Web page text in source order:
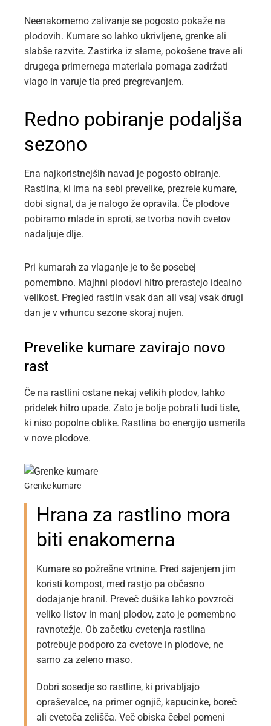
Neenakomerno zalivanje se pogosto pokaže na
plodovih. Kumare so lahko ukrivljene, grenke ali
slabše razvite. Zastirka iz slame, pokošene trave ali
drugega primernega materiala pomaga zadržati
vlago in varuje tla pred pregrevanjem.
Redno pobiranje podaljša
sezono
Ena najkoristnejših navad je pogosto obiranje.
Rastlina, ki ima na sebi prevelike, prezrele kumare,
dobi signal, da je nalogo že opravila. Če plodove
pobiramo mlade in sproti, se tvorba novih cvetov
nadaljuje dlje.
Pri kumarah za vlaganje je to še posebej
pomembno. Majhni plodovi hitro prerastejo idealno
velikost. Pregled rastlin vsak dan ali vsaj vsak drugi
dan je v vrhuncu sezone skoraj nujen.
Prevelike kumare zavirajo novo
rast
Če na rastlini ostane nekaj velikih plodov, lahko
pridelek hitro upade. Zato je bolje pobrati tudi tiste,
ki niso popolne oblike. Rastlina bo energijo usmerila
v nove plodove.
Grenke kumare
Hrana za rastlino mora
biti enakomerna
Kumare so požrešne vrtnine. Pred sajenjem jim
koristi kompost, med rastjo pa občasno
dodajanje hranil. Preveč dušika lahko povzroči
veliko listov in manj plodov, zato je pomembno
ravnotežje. Ob začetku cvetenja rastlina
potrebuje podporo za cvetove in plodove, ne
samo za zeleno maso.
Dobri sosedje so rastline, ki privabljajo
opraševalce, na primer ognjič, kapucinke, boreč
ali cvetoča zelišča. Več obiska čebel pomeni